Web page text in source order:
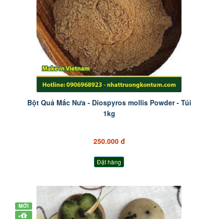
Bột Quả Mắc Nưa - Diospyros mollis Powder - Túi
1kg
250.000 đ
Đặt hàng
MỚI
+